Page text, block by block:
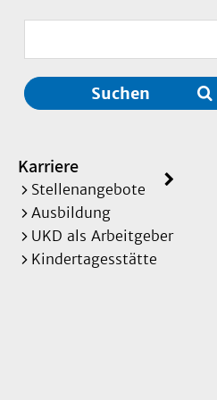
Suchen
Karriere
Stellenangebote
Ausbildung
UKD als Arbeitgeber
Kindertagesstätte